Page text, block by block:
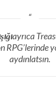
ayrıca
RPG’lerinde
aydınlatsın.